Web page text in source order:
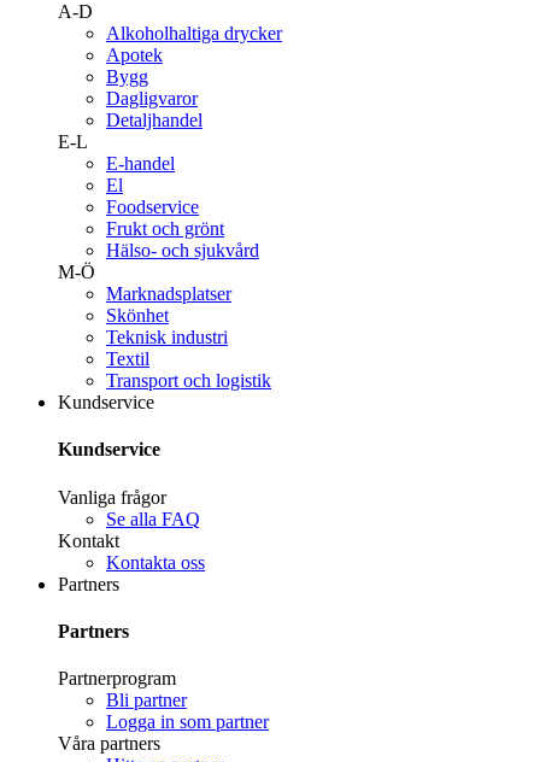
A-D
Alkoholhaltiga drycker
Apotek
Bygg
Dagligvaror
Detaljhandel
E-L
E-handel
El
Foodservice
Frukt och grönt
Hälso- och sjukvård
M-Ö
Marknadsplatser
Skönhet
Teknisk industri
Textil
Transport och logistik
Kundservice
Kundservice
Vanliga frågor
Se alla FAQ
Kontakt
Kontakta oss
Partners
Partners
Partnerprogram
Bli partner
Logga in som partner
Våra partners